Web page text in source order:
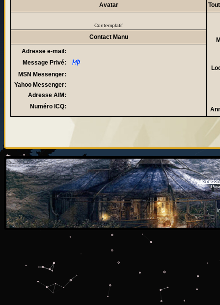
Avatar
Contemplatif
Contact Manu
Adresse e-mail:
Message Privé:
MSN Messenger:
Yahoo Messenger:
Adresse AIM:
Numéro ICQ: